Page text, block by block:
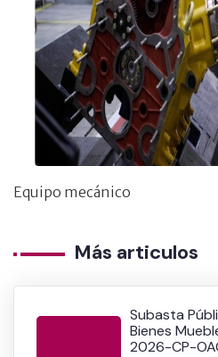
Equipo mecánico
Más articulos
Subasta
Bienes
2026-CP-